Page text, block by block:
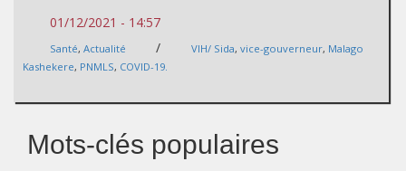
01/12/2021 - 14:57
Santé, Actualité / VIH/ Sida, vice-gouverneur, Malago
Kashekere, PNMLS, COVID-19.
Mots-clés populaires